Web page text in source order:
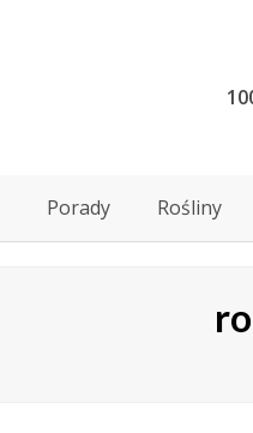
Porady Rośliny